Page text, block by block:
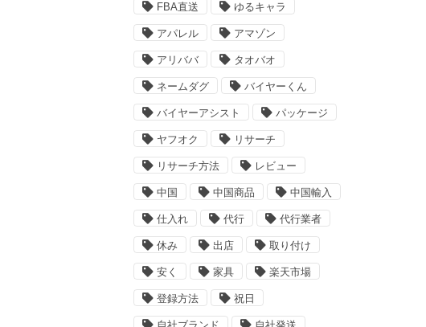
FBA直送 ゆるキャラ
アパレル アマゾン
アリババ タオバオ
ネームダグ バイヤーくん
バイヤーアシスト パッケージ
ヤフオク リサーチ
リサーチ方法 レビュー
中国 中国商品 中国輸入
仕入れ 代行 代行業者
休み 出店 取り付け
安く 家具 楽天市場
登録方法 祝日